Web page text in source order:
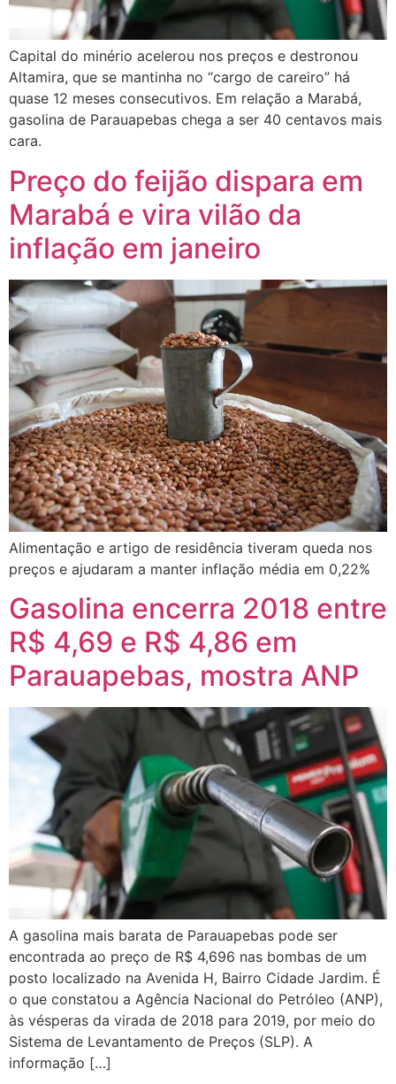
Capital do minério acelerou nos preços e destronou
Altamira, que se mantinha no “cargo de careiro” há
quase 12 meses consecutivos. Em relação a Marabá,
gasolina de Parauapebas chega a ser 40 centavos mais
cara.
Preço do feijão dispara em
Marabá e vira vilão da
inflação em janeiro
Alimentação e artigo de residência tiveram queda nos
preços e ajudaram a manter inflação média em 0,22%
Gasolina encerra 2018 entre
R$ 4,69 e R$ 4,86 em
Parauapebas, mostra ANP
A gasolina mais barata de Parauapebas pode ser
encontrada ao preço de R$ 4,696 nas bombas de um
posto localizado na Avenida H, Bairro Cidade Jardim. É
o que constatou a Agência Nacional do Petróleo (ANP),
às vésperas da virada de 2018 para 2019, por meio do
Sistema de Levantamento de Preços (SLP). A
informação […]